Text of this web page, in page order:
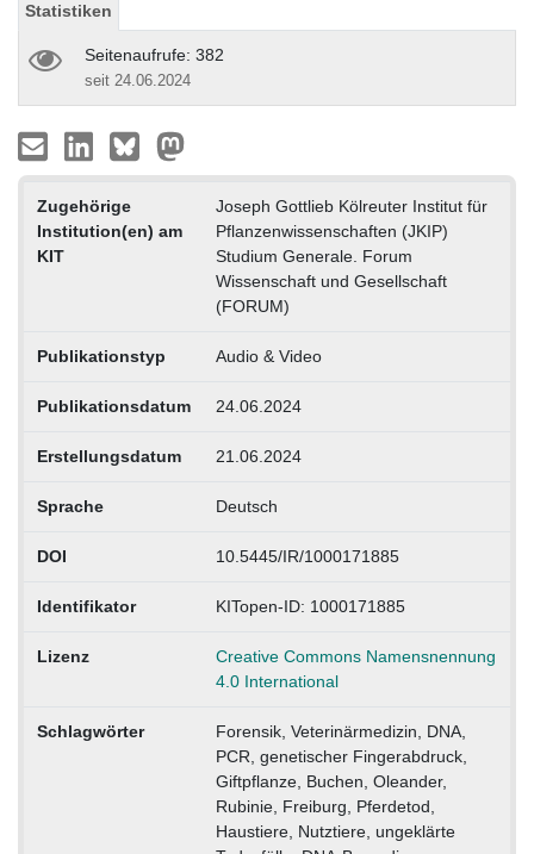
Statistiken
Seitenaufrufe: 382
seit 24.06.2024
Zugehörige
Institution(en) am
KIT
Joseph Gottlieb Kölreuter Institut für
Pflanzenwissenschaften (JKIP)
Studium Generale. Forum
Wissenschaft und Gesellschaft
(FORUM)
Publikationstyp Audio & Video
Publikationsdatum 24.06.2024
Erstellungsdatum 21.06.2024
Sprache Deutsch
DOI 10.5445/IR/1000171885
Identifikator KITopen-ID: 1000171885
Lizenz
Creative Commons Namensnennung
4.0 International
Schlagwörter
Forensik, Veterinärmedizin, DNA,
PCR, genetischer Fingerabdruck,
Giftpflanze, Buchen, Oleander,
Rubinie, Freiburg, Pferdetod,
Haustiere, Nutztiere, ungeklärte